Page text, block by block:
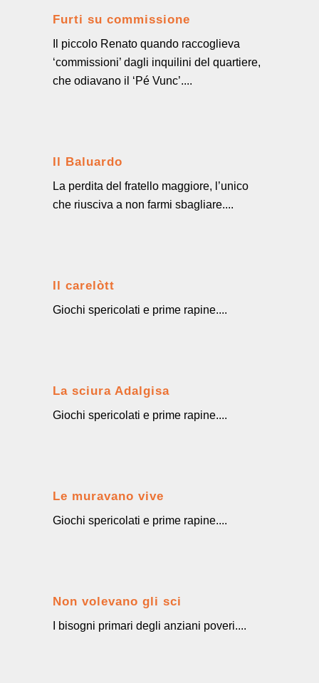
Furti su commissione
Il piccolo Renato quando raccoglieva
‘commissioni’ dagli inquilini del quartiere,
che odiavano il ‘Pé Vunc’....
Il Baluardo
La perdita del fratello maggiore, l’unico
che riusciva a non farmi sbagliare....
Il carelòtt
Giochi spericolati e prime rapine....
La sciura Adalgisa
Giochi spericolati e prime rapine....
Le muravano vive
Giochi spericolati e prime rapine....
Non volevano gli sci
I bisogni primari degli anziani poveri....